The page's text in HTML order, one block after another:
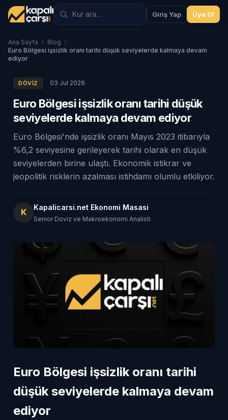
Giriş Yap Üye Ol
Ana Sayfa
Blog
Euro Bölgesi işsizlik oranı tarihi düşük seviyelerde kalmaya devam
ediyor
DÖVIZ 03 Jul 2026
Euro Bölgesi işsizlik oranı tarihi düşük
seviyelerde kalmaya devam ediyor
Euro Bölgesi'nde işsizlik oranı Mayıs 2023 itibarıyla
%6,2 seviyesine gerileyerek tarihi olarak en düşük
seviyelerden birine ulaştı. Ekonomik istikrar ve
jeopolitik risklerin azalması istihdamı olumlu etkiliyor.
K Kapalicarsi.net Ekonomi Masasi
Senior Doviz ve Makroekonomi Analisti
Euro Bölgesi işsizlik oranı tarihi
düşük seviyelerde kalmaya devam
ediyor